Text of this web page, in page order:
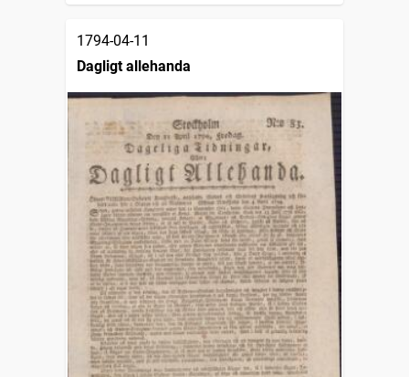
1794-04-11
Dagligt allehanda